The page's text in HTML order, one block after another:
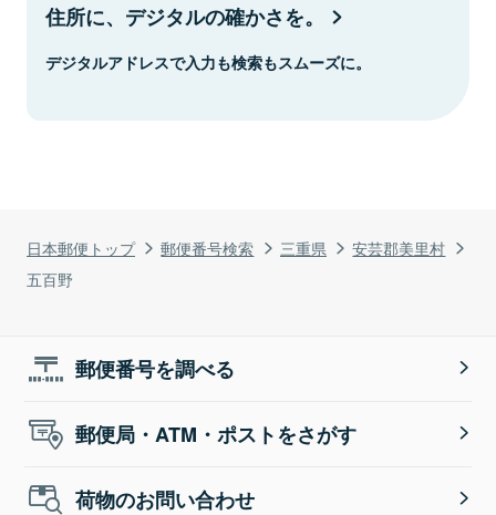
日本郵便トップ 郵便番号検索 三重県
安芸郡美里村
五百野
住所に、デジタルの確かさを。
デジタルアドレスで入力も検索もスムーズに。
郵便番号を調べる
郵便局・ATM・ポストをさがす
荷物のお問い合わせ